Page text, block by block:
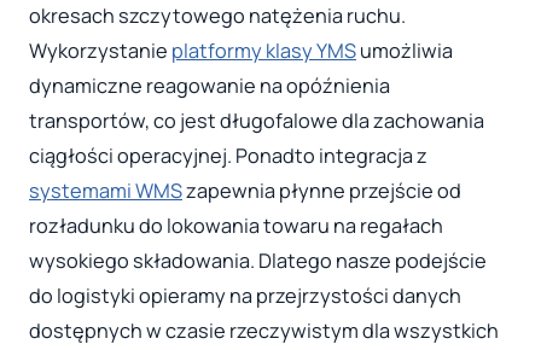
okresach szczytowego natężenia ruchu.
Wykorzystanie platformy klasy YMSumożliwia
dynamiczne reagowanie na opóźnienia
transportów, co jest długofalowe dla zachowania
ciągłości operacyjnej. Ponadto integracja z
systemami WMSzapewnia płynne przejście od
rozładunku do lokowania towaru na regałach
wysokiego składowania. Dlatego nasze podejście
do logistyki opieramy na przejrzystości danych
dostępnych w czasie rzeczywistym dla wszystkich